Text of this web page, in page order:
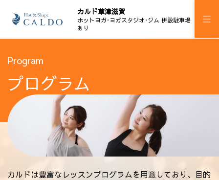
カルド草津滋賀
ホットヨガ･ヨガスタジオ･ジム 併設駐車場
あり
施設案内
プログラム
スケジュール
ジム
Program
プログラム
カルドは豊富なレッスンプログラムを用意しており、目的